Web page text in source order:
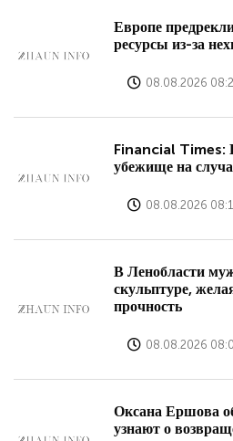
Европе
ресурсы из-за
08.08.2026
Financial Times:
убежище на
08.08.2026
В Ленобласти
скульптуре,
прочность
08.08.2026
Оксана Ершова
узнают о